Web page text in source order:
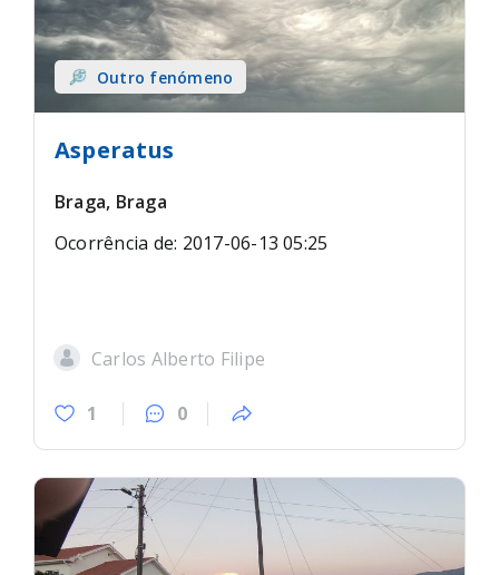
Outro fenómeno
Asperatus
Braga, Braga
Ocorrência de: 2017-06-13 05:25
Carlos Alberto Filipe
1 0